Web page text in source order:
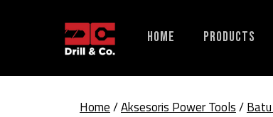
Home Products
Home/Aksesoris Power Tools/